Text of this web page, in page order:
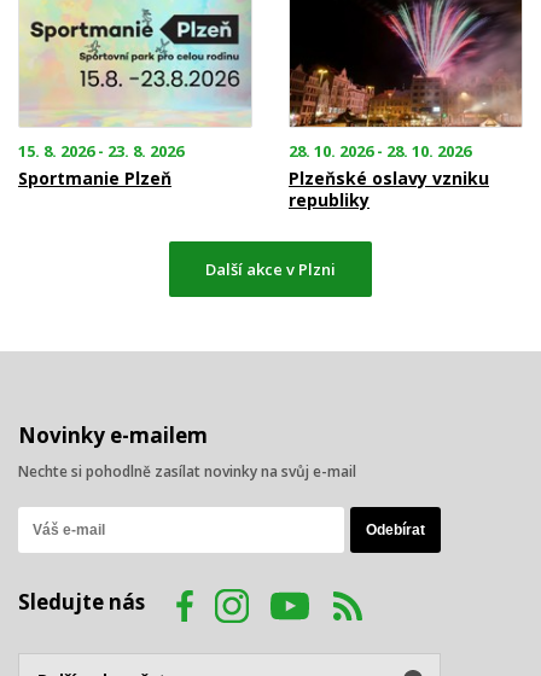
15. 8. 2026 - 23. 8. 2026
Sportmanie Plzeň
28. 10. 2026 - 28. 10. 2026
Plzeňské oslavy vzniku
republiky
Další akce v Plzni
Novinky e-mailem
Nechte si pohodlně zasílat novinky na svůj e-mail
Sledujte nás